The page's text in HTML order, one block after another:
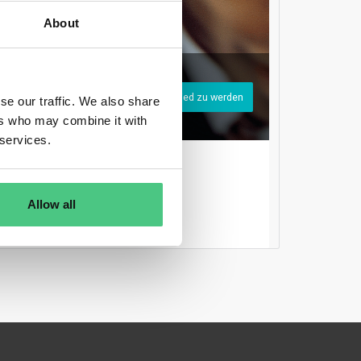
About
our traffic. We also share
who may combine it with
Allow all
Sie sich, um osapeers-Mitglied zu werden
Anmelden